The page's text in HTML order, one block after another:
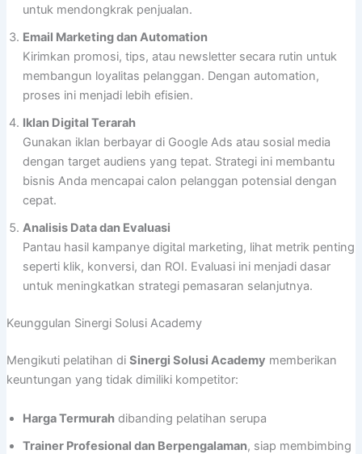
untuk mendongkrak penjualan.
Email Marketing dan Automation
Kirimkan promosi, tips, atau newsletter secara rutin untuk
membangun loyalitas pelanggan. Dengan automation,
proses ini menjadi lebih efisien.
Iklan Digital Terarah
Gunakan iklan berbayar di Google Ads atau sosial media
dengan target audiens yang tepat. Strategi ini membantu
bisnis Anda mencapai calon pelanggan potensial dengan
cepat.
Analisis Data dan Evaluasi
Pantau hasil kampanye digital marketing, lihat metrik penting
seperti klik, konversi, dan ROI. Evaluasi ini menjadi dasar
untuk meningkatkan strategi pemasaran selanjutnya.
Keunggulan Sinergi Solusi Academy
Mengikuti pelatihan di Sinergi Solusi Academy memberikan
keuntungan yang tidak dimiliki kompetitor:
Harga Termurahdibanding pelatihan serupa
Trainer Profesional dan Berpengalaman, siap membimbing